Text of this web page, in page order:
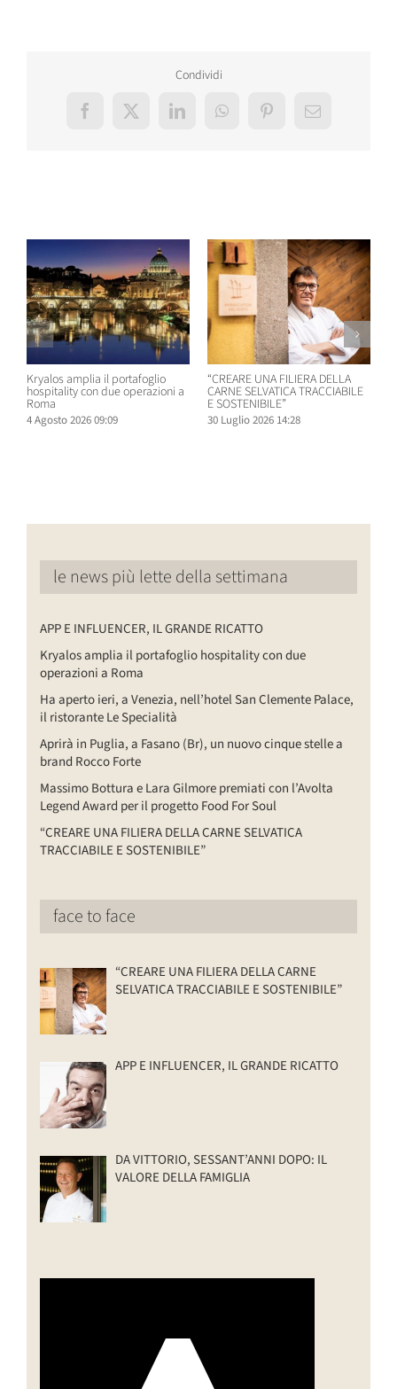
Condividi
Facebook
X LinkedInWhatsAppPinterestEmail
Kryalos amplia il portafoglio
hospitality con due operazioni a
Roma
4 Agosto 2026 09:09
“CREARE UNA FILIERA DELLA
CARNE SELVATICA TRACCIABILE
E SOSTENIBILE”
30 Luglio 2026 14:28
le news più lette della settimana
APP E INFLUENCER, IL GRANDE RICATTO
Kryalos amplia il portafoglio hospitality con due
operazioni a Roma
Ha aperto ieri, a Venezia, nell’hotel San Clemente Palace,
il ristorante Le Specialità
Aprirà in Puglia, a Fasano (Br), un nuovo cinque stelle a
brand Rocco Forte
Massimo Bottura e Lara Gilmore premiati con l’Avolta
Legend Award per il progetto Food For Soul
“CREARE UNA FILIERA DELLA CARNE SELVATICA
TRACCIABILE E SOSTENIBILE”
face to face
“CREARE UNA FILIERA DELLA CARNE
SELVATICA TRACCIABILE E SOSTENIBILE”
APP E INFLUENCER, IL GRANDE RICATTO
DA VITTORIO, SESSANT’ANNI DOPO: IL
VALORE DELLA FAMIGLIA